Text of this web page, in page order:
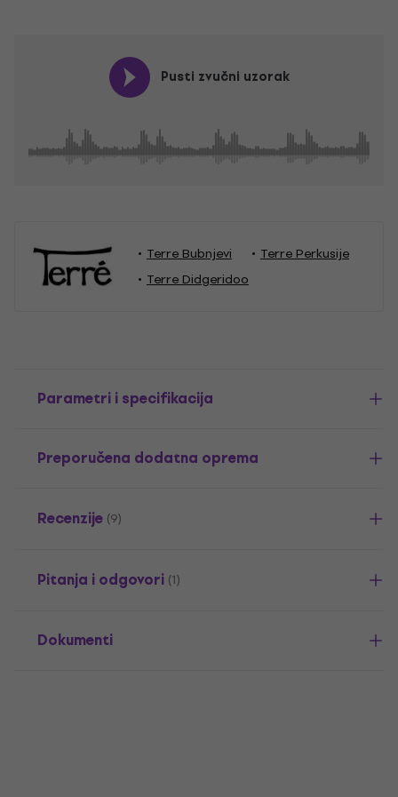
Pusti zvučni uzorak
Terre Bubnjevi
Terre Perkusije
Terre Didgeridoo
Parametri i specifikacija
Preporučena dodatna oprema
Recenzije (9)
Pitanja i odgovori (1)
Dokumenti